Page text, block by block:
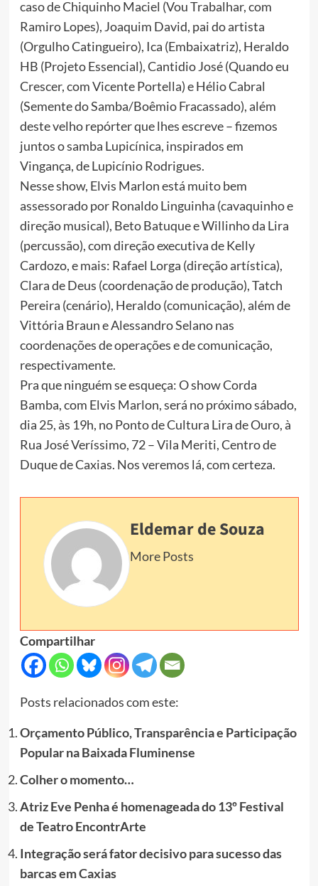
caso de Chiquinho Maciel (Vou Trabalhar, com
Ramiro Lopes), Joaquim David, pai do artista
(Orgulho Catingueiro), Ica (Embaixatriz), Heraldo
HB (Projeto Essencial), Cantidio José (Quando eu
Crescer, com Vicente Portella) e Hélio Cabral
(Semente do Samba/Boêmio Fracassado), além
deste velho repórter que lhes escreve – fizemos
juntos o samba Lupicínica, inspirados em
Vingança, de Lupicínio Rodrigues.
Nesse show, Elvis Marlon está muito bem
assessorado por Ronaldo Linguinha (cavaquinho e
direção musical), Beto Batuque e Willinho da Lira
(percussão), com direção executiva de Kelly
Cardozo, e mais: Rafael Lorga (direção artística),
Clara de Deus (coordenação de produção), Tatch
Pereira (cenário), Heraldo (comunicação), além de
Vittória Braun e Alessandro Selano nas
coordenações de operações e de comunicação,
respectivamente.
Pra que ninguém se esqueça: O show Corda
Bamba, com Elvis Marlon, será no próximo sábado,
dia 25, às 19h, no Ponto de Cultura Lira de Ouro, à
Rua José Veríssimo, 72 – Vila Meriti, Centro de
Duque de Caxias. Nos veremos lá, com certeza.
Eldemar de Souza
More Posts
Compartilhar
Posts relacionados com este:
Orçamento Público, Transparência e Participação
Popular na Baixada Fluminense
Colher o momento…
Atriz Eve Penha é homenageada do 13º Festival
de Teatro EncontrArte
Integração será fator decisivo para sucesso das
barcas em Caxias